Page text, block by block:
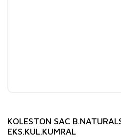
KOLESTON SAC
EKS.KUL.KUMRAL